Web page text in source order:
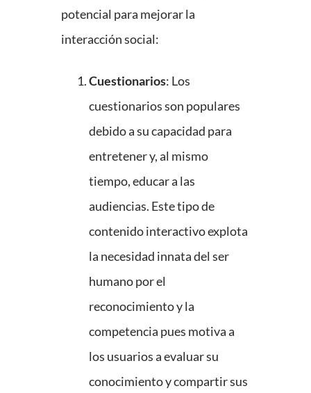
potencial para mejorar la
interacción social:
Cuestionarios: Los
cuestionarios son populares
debido a su capacidad para
entretener y, al mismo
tiempo, educar a las
audiencias. Este tipo de
contenido interactivo explota
la necesidad innata del ser
humano por el
reconocimiento y la
competencia pues motiva a
los usuarios a evaluar su
conocimiento y compartir sus